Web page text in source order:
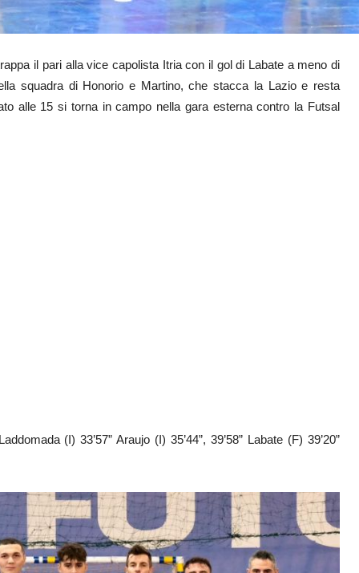
il pari alla vice capolista Itria con il gol di Labate a meno di
squadra di Honorio e Martino, che stacca la Lazio e resta
alle 15 si torna in campo nella gara esterna contro la Futsal
(I) 33’57” Araujo (I) 35’44”, 39’58” Labate (F) 39’20”